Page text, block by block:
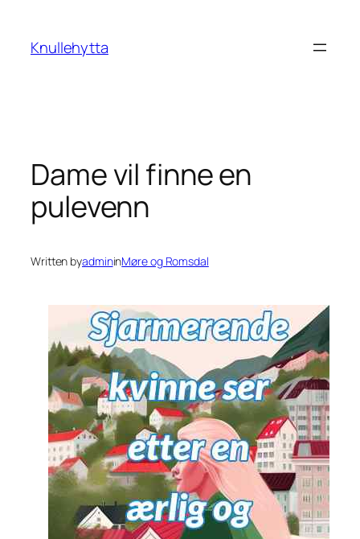
content
Knullehytta
Dame vil finne en
pulevenn
Written byadmininMøre og Romsdal